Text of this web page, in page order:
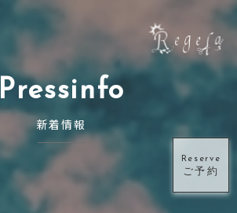
Reserve
ご予約
Pressinfo
新着情報